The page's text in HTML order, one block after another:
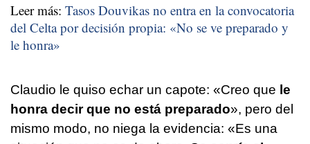
Leer más: Tasos Douvikas no entra en la convocatoria
del Celta por decisión propia: «No se ve preparado y
le honra»
Claudio le quiso echar un capote: «Creo que le
honra decir que no está preparado», pero del
mismo modo, no niega la evidencia: «Es una